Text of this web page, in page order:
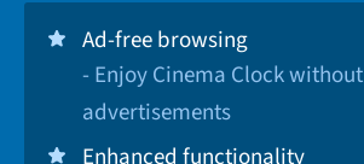
Ad-free browsing
- Enjoy Cinema Clock without
advertisements
Enhanced functionality